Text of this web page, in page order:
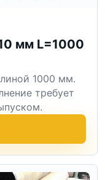
мм L=1000
1000 мм.
требует